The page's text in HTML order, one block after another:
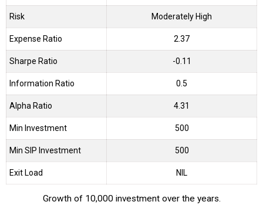
Risk Moderately High
Expense Ratio 2.37
Sharpe Ratio -0.11
Information Ratio 0.5
Alpha Ratio 4.31
Min Investment 500
Min SIP Investment 500
Exit Load NIL
Growth of 10,000 investment over the years.